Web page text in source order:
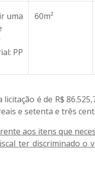
uma
PP
60m²
licitação é de R$
e setenta e três
aos itens que
ter discriminado o